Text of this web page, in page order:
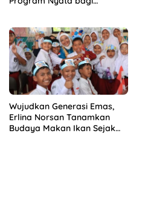
Wujudkan Generasi Emas,
Erlina Norsan Tanamkan
Budaya Makan Ikan Sejak